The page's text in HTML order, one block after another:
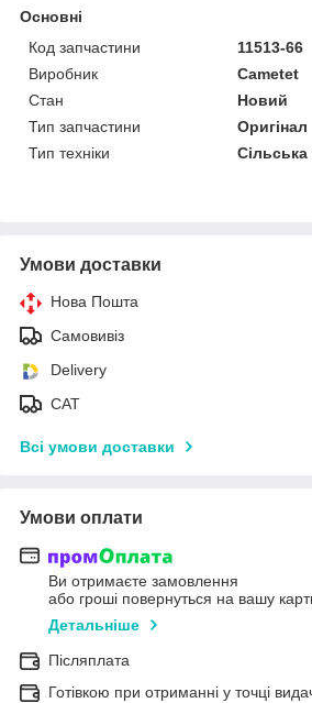
Основні
Код запчастини
11513-66
Виробник
Cametet
Стан
Новий
Тип запчастини
Оригінал
Тип техніки
Сільська
Умови доставки
Нова Пошта
Самовивіз
Delivery
САТ
Всі умови доставки
Умови оплати
Ви отримаєте замовлення
або гроші повернуться на вашу
Детальніше
Післяплата
Готівкою при отриманні у точці